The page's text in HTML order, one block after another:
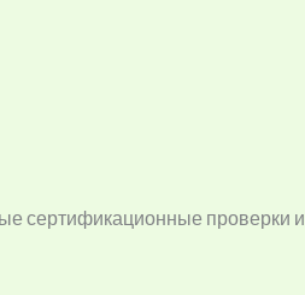
сертификационные проверки и